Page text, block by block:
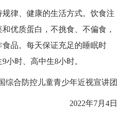
律、健康的生活方式。饮食注
优质蛋白，不挑食、不偏食，
品。每天保证充足的睡眠时
小时、高中生8小时。
综合防控儿童青少年近视宣讲团
2022年7月4日